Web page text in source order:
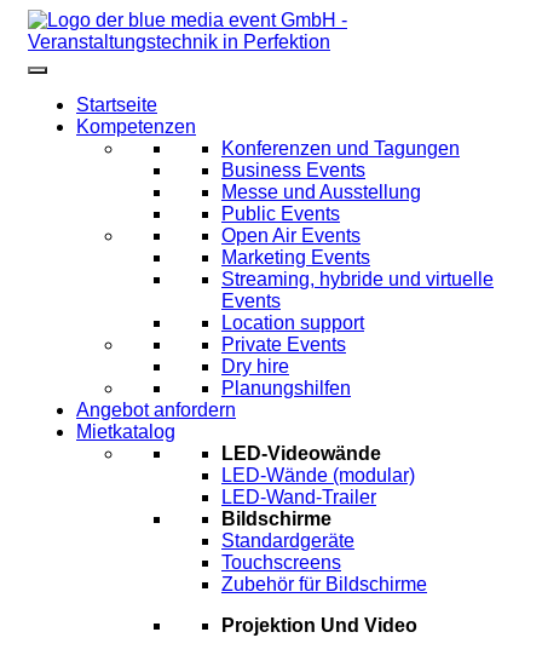
Startseite
Kompetenzen
Konferenzen und Tagungen
Business Events
Messe und Ausstellung
Public Events
Open Air Events
Marketing Events
Streaming, hybride und virtuelle
Events
Location support
Private Events
Dry hire
Planungshilfen
Angebot anfordern
Mietkatalog
LED-Videowände
LED-Wände (modular)
LED-Wand-Trailer
Bildschirme
Standardgeräte
Touchscreens
Zubehör für Bildschirme
Projektion Und Video